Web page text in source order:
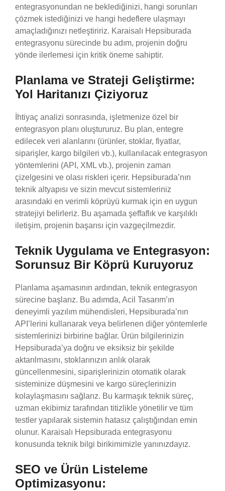
entegrasyonundan ne beklediğinizi, hangi sorunları
çözmek istediğinizi ve hangi hedeflere ulaşmayı
amaçladığınızı netleştiririz. Karaisalı Hepsiburada
entegrasyonu sürecinde bu adım, projenin doğru
yönde ilerlemesi için kritik öneme sahiptir.
Planlama ve Strateji Geliştirme:
Yol Haritanızı Çiziyoruz
İhtiyaç analizi sonrasında, işletmenize özel bir
entegrasyon planı oluştururuz. Bu plan, entegre
edilecek veri alanlarını (ürünler, stoklar, fiyatlar,
siparişler, kargo bilgileri vb.), kullanılacak entegrasyon
yöntemlerini (API, XML vb.), projenin zaman
çizelgesini ve olası riskleri içerir. Hepsiburada’nın
teknik altyapısı ve sizin mevcut sistemleriniz
arasındaki en verimli köprüyü kurmak için en uygun
stratejiyi belirleriz. Bu aşamada şeffaflık ve karşılıklı
iletişim, projenin başarısı için vazgeçilmezdir.
Teknik Uygulama ve Entegrasyon:
Sorunsuz Bir Köprü Kuruyoruz
Planlama aşamasının ardından, teknik entegrasyon
sürecine başlarız. Bu adımda, Acil Tasarım’ın
deneyimli yazılım mühendisleri, Hepsiburada’nın
API’lerini kullanarak veya belirlenen diğer yöntemlerle
sistemlerinizi birbirine bağlar. Ürün bilgilerinizin
Hepsiburada’ya doğru ve eksiksiz bir şekilde
aktarılmasını, stoklarınızın anlık olarak
güncellenmesini, siparişlerinizin otomatik olarak
sisteminize düşmesini ve kargo süreçlerinizin
kolaylaşmasını sağlarız. Bu karmaşık teknik süreç,
uzman ekibimiz tarafından titizlikle yönetilir ve tüm
testler yapılarak sistemin hatasız çalıştığından emin
olunur. Karaisalı Hepsiburada entegrasyonu
konusunda teknik bilgi birikimimizle yanınızdayız.
SEO ve Ürün Listeleme
Optimizasyonu: